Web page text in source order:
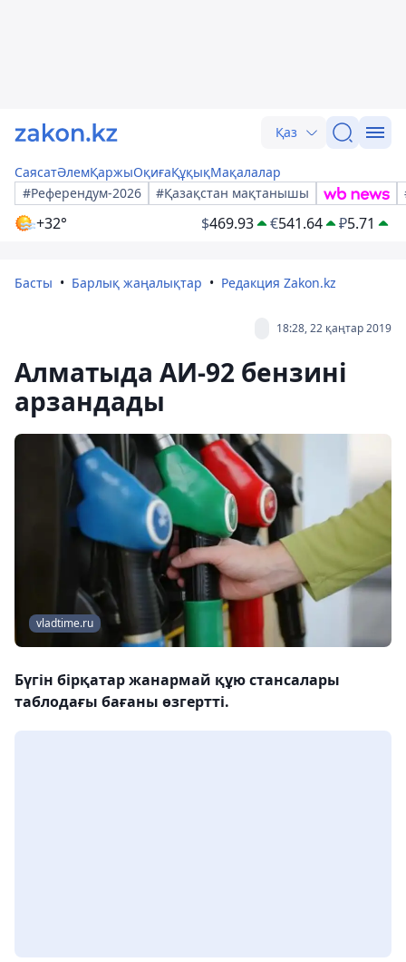
Қаз
СаясатӘлемҚаржыОқиғаҚұқықМақалалар
#Референдум-2026
#Қазақстан мақтанышы
+32° $469.93 €541.64 ₽5.71
Басты Барлық жаңалықтар Редакция Zakon.kz
18:28, 22 қаңтар 2019
Алматыда АИ-92 бензині
арзандады
vladtime.ru
Бүгін бірқатар жанармай құю стансалары
таблодағы бағаны өзгертті.